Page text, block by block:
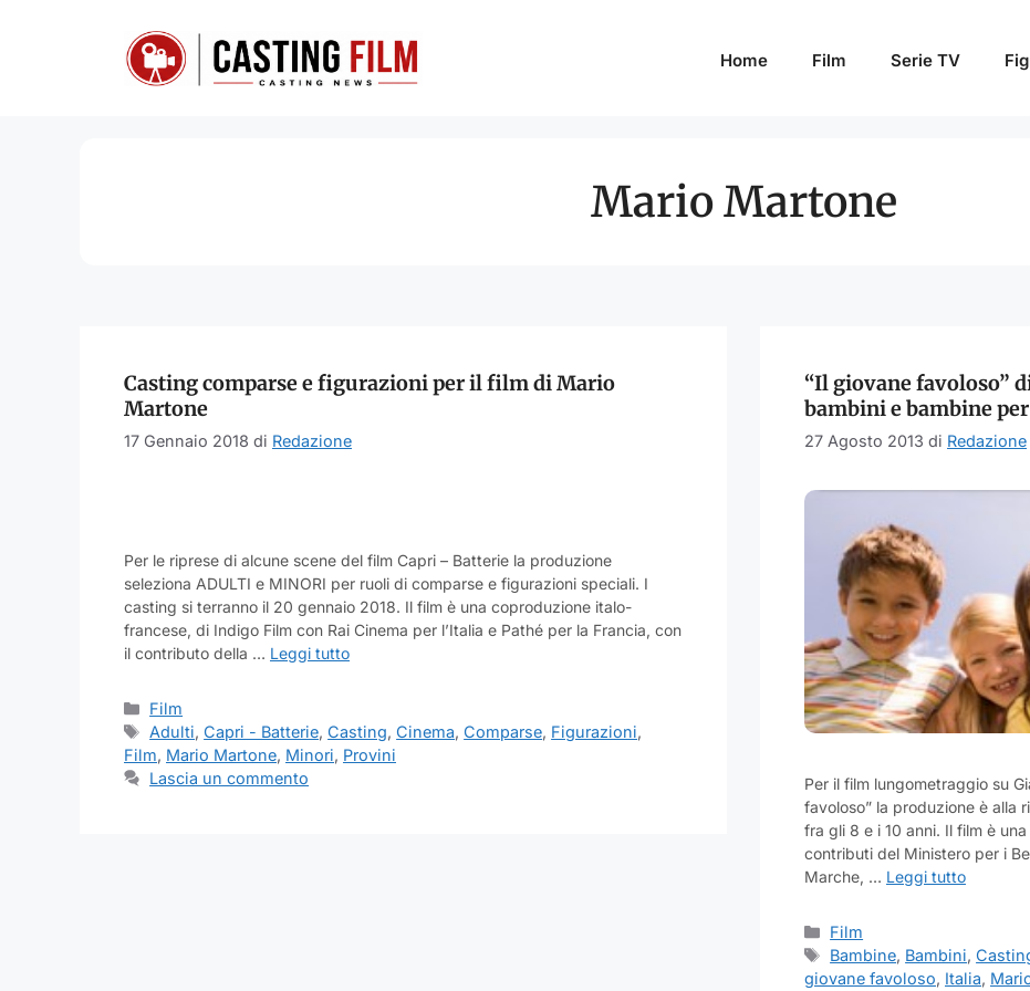
Home Film Serie TV
Mario Martone
Casting comparse e figurazioni per il film di Mario
Martone
17 Gennaio 2018 di Redazione
Per le riprese di alcune scene del film Capri – Batterie la produzione
seleziona ADULTI e MINORI per ruoli di comparse e figurazioni speciali. I
casting si terranno il 20 gennaio 2018. Il film è una coproduzione italo-
francese, di Indigo Film con Rai Cinema per l’Italia e Pathé per la Francia, con
il contributo della … Leggi tutto
Categorie
Film
Tag
Adulti,Capri - Batterie,Casting,Cinema,Comparse, Figurazioni,
Film, Mario Martone, Minori, Provini
Lascia un commento
“Il giovane favoloso”
bambini e bambine
27 Agosto 2013 di Redazione
Per il film lungometraggio su
favoloso” la produzione è alla
fra gli 8 e i 10 anni. Il film è
contributi del Ministero per i
Marche, … Leggi tutto
Categorie
Film
Tag
Bambine, Bambini,
giovane favoloso, Italia,